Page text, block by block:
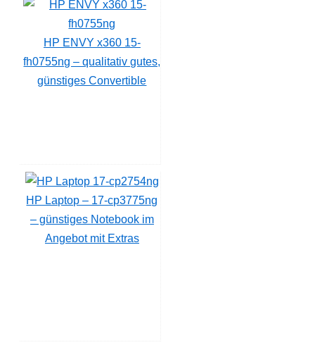
HP ENVY x360 15-
fh0755ng – qualitativ gutes,
günstiges Convertible
HP Laptop – 17-cp3775ng
– günstiges Notebook im
Angebot mit Extras